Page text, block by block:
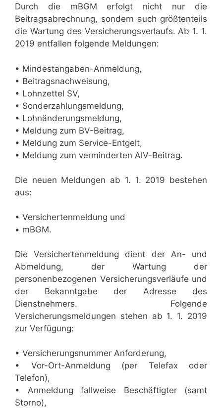
Durch die mBGM erfolgt nicht nur die
Beitragsabrechnung, sondern auch größtenteils
die Wartung des Versicherungsverlaufs. Ab 1. 1.
2019 entfallen folgende Meldungen:
• Mindestangaben-Anmeldung,
• Beitragsnachweisung,
• Lohnzettel SV,
• Sonderzahlungsmeldung,
• Lohnänderungsmeldung,
• Meldung zum BV-Beitrag,
• Meldung zum Service-Entgelt,
• Meldung zum verminderten AlV-Beitrag.
Die neuen Meldungen ab 1. 1. 2019 bestehen
aus:
• Versichertenmeldung und
• mBGM.
Die Versichertenmeldung dient der An- und
Abmeldung, der Wartung der
personenbezogenen Versicherungsverläufe und
der Bekanntgabe der Adresse des
Dienstnehmers. Folgende
Versicherungsmeldungen stehen ab 1. 1. 2019
zur Verfügung:
• Versicherungsnummer Anforderung,
• Vor-Ort-Anmeldung (per Telefax oder
Telefon),
• Anmeldung fallweise Beschäftigter (samt
Storno),